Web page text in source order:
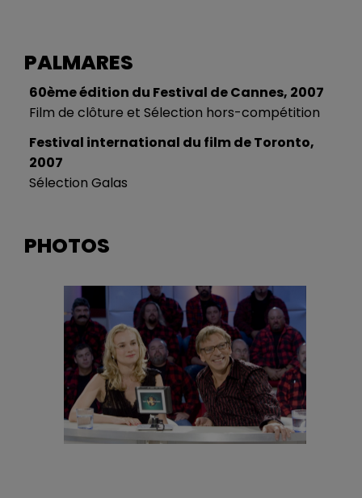
PALMARES
60ème édition du Festival de Cannes, 2007
Film de clôture et Sélection hors-compétition
Festival international du film de Toronto,
2007
Sélection Galas
PHOTOS